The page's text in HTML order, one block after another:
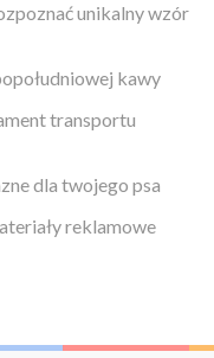
unikalny wzór
kawy
transportu
dla twojego psa
reklamowe